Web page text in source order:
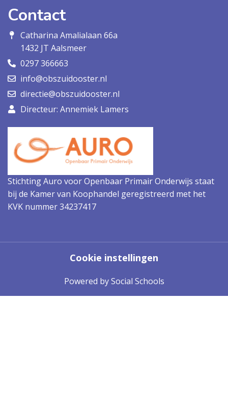
Contact
Catharina Amalialaan 66a
1432 JT Aalsmeer
0297 366663
info@obszuidooster.nl
directie@obszuidooster.nl
Directeur: Annemiek Lamers
Stichting Auro voor Openbaar Primair Onderwijs staat
bij de Kamer van Koophandel geregistreerd met het
KVK nummer 34237417
Cookie instellingen
Powered bySocial Schools